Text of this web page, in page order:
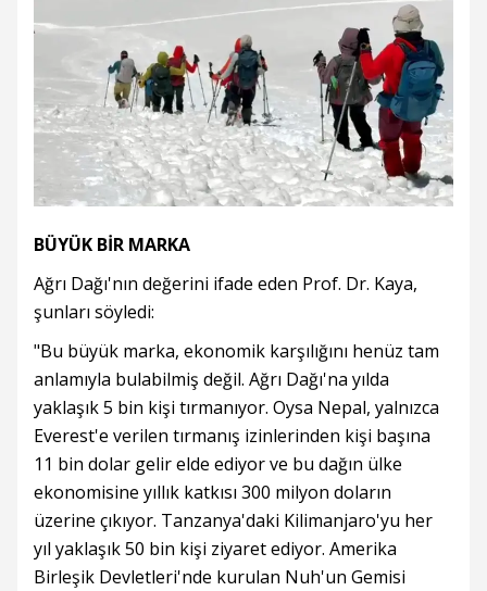
BÜYÜK BİR MARKA
Ağrı Dağı'nın değerini ifade eden Prof. Dr. Kaya,
şunları söyledi:
"Bu büyük marka, ekonomik karşılığını henüz tam
anlamıyla bulabilmiş değil. Ağrı Dağı'na yılda
yaklaşık 5 bin kişi tırmanıyor. Oysa Nepal, yalnızca
Everest'e verilen tırmanış izinlerinden kişi başına
11 bin dolar gelir elde ediyor ve bu dağın ülke
ekonomisine yıllık katkısı 300 milyon doların
üzerine çıkıyor. Tanzanya'daki Kilimanjaro'yu her
yıl yaklaşık 50 bin kişi ziyaret ediyor. Amerika
Birleşik Devletleri'nde kurulan Nuh'un Gemisi